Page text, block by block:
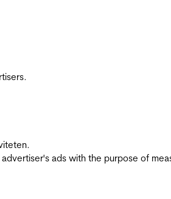
ads with the purpose of